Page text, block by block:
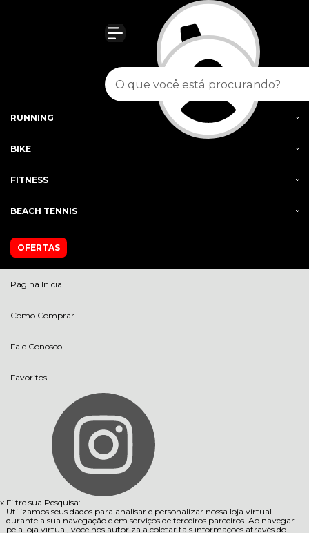
RUNNING
BIKE
FITNESS
BEACH TENNIS
OFERTAS
Página Inicial
Como Comprar
Fale Conosco
Favoritos
x Filtre sua Pesquisa:
Utilizamos seus dados para analisar e personalizar nossa loja virtual
durante a sua navegação e em serviços de terceiros parceiros. Ao navegar
pela loja virtual, você nos autoriza a coletar tais informações através do